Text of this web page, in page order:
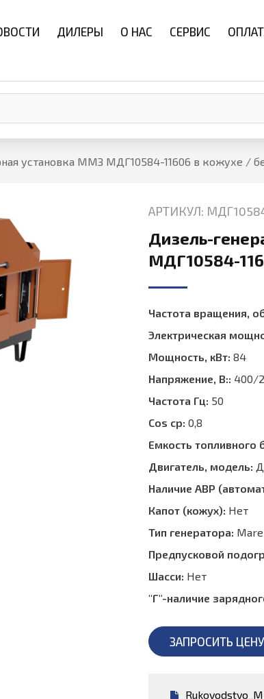
ДИЛЕРЫ О НАС СЕРВИС
установка ММЗ МДГ10584-11606 в кожухе /
АРТИКУЛ:
Дизель-
МДГ10584-
Частота вращения,
Электрическая
Мощность, кВт: 84
Напряжение, В:: 400/
Частота Гц: 50
Cos ср: 0,8
Емкость топливного
Двигатель, модель:
Наличие АВР
Капот (кожух): Нет
Тип генератора:
Предпусковой
Шасси: Нет
"Г"-наличие
ЗАПРОСИТЬ ЦЕНУ